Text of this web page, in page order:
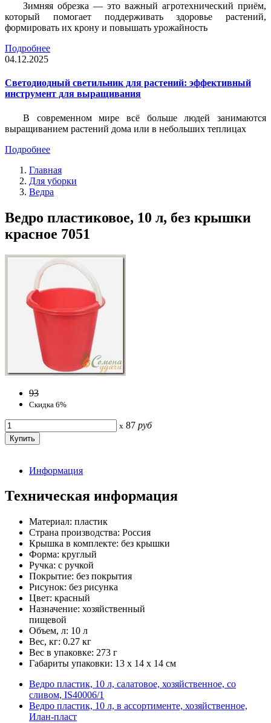
Зимняя обрезка — это важный агротехнический приём,
который помогает поддерживать здоровье растений,
формировать их крону и повышать урожайность
Подробнее
04.12.2025
Светодиодный светильник для растений: эффективный
инструмент для выращивания
В современном мире всё больше людей занимаются
выращиванием растений дома или в небольших теплицах
Подробнее
Главная
Для уборки
Ведра
Ведро пластиковое, 10 л, без крышки
красное 7051
93
Скидка 6%
x 87 руб
Информация
Техническая информация
Материал: пластик
Страна производства: Россия
Крышка в комплекте: без крышки
Форма: круглый
Ручка: с ручкой
Покрытие: без покрытия
Рисунок: без рисунка
Цвет: красный
Назначение: хозяйственный
пищевой
Объем, л: 10 л
Вес, кг: 0.27 кг
Вес в упаковке: 273 г
Габариты упаковки: 13 x 14 x 14 см
Ведро пластик, 10 л, салатовое, хозяйственное, со
сливом, IS40006/1
Ведро пластик, 10 л, в ассортименте, хозяйственное,
Илан-пласт